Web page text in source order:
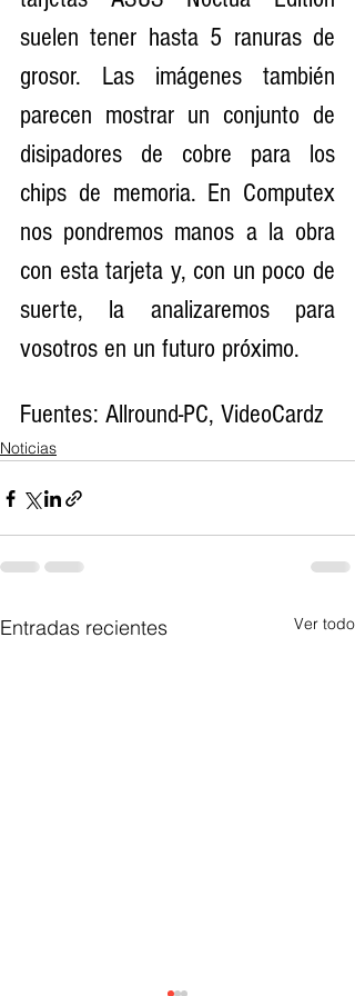
suelen tener hasta 5 ranuras de
grosor. Las imágenes también
parecen mostrar un conjunto de
disipadores de cobre para los
chips de memoria. En Computex
nos pondremos manos a la obra
con esta tarjeta y, con un poco de
suerte, la analizaremos para
vosotros en un futuro próximo.
Fuentes: Allround-PC, VideoCardz
Noticias
Entradas recientes Ver todo